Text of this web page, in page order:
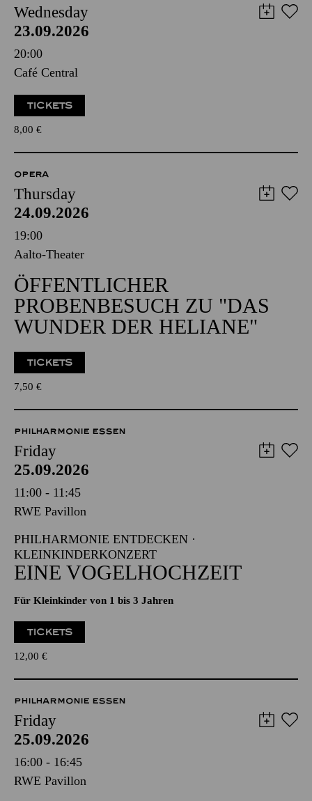
Wednesday
23.09.2026
20:00
Café Central
TICKETS
8,00 €
OPERA
Thursday
24.09.2026
19:00
Aalto-Theater
ÖFFENTLICHER
PROBENBESUCH ZU "DAS
WUNDER DER HELIANE"
TICKETS
7,50 €
PHILHARMONIE ESSEN
Friday
25.09.2026
11:00 - 11:45
RWE Pavillon
PHILHARMONIE ENTDECKEN ·
KLEINKINDERKONZERT
EINE VOGELHOCHZEIT
Für Kleinkinder von 1 bis 3 Jahren
TICKETS
12,00 €
PHILHARMONIE ESSEN
Friday
25.09.2026
16:00 - 16:45
RWE Pavillon